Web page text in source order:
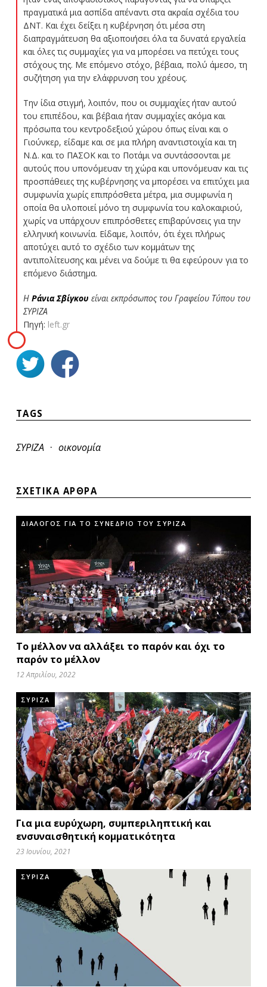
πραγματικά μια ασπίδα απέναντι στα ακραία σχέδια του
ΔΝΤ. Και έχει δείξει η κυβέρνηση ότι μέσα στη
διαπραγμάτευση θα αξιοποιήσει όλα τα δυνατά εργαλεία
και όλες τις συμμαχίες για να μπορέσει να πετύχει τους
στόχους της. Με επόμενο στόχο, βέβαια, πολύ άμεσο, τη
συζήτηση για την ελάφρυνση του χρέους.
Την ίδια στιγμή, λοιπόν, που οι συμμαχίες ήταν αυτού
του επιπέδου, και βέβαια ήταν συμμαχίες ακόμα και
πρόσωπα του κεντροδεξιού χώρου όπως είναι και ο
Γιούνκερ, είδαμε και σε μια πλήρη αναντιστοιχία και τη
Ν.Δ. και το ΠΑΣΟΚ και το Ποτάμι να συντάσσονται με
αυτούς που υπονόμευαν τη χώρα και υπονόμευαν και τις
προσπάθειες της κυβέρνησης να μπορέσει να επιτύχει μια
συμφωνία χωρίς επιπρόσθετα μέτρα, μια συμφωνία η
οποία θα υλοποιεί μόνο τη συμφωνία του καλοκαιριού,
χωρίς να υπάρχουν επιπρόσθετες επιβαρύνσεις για την
ελληνική κοινωνία. Είδαμε, λοιπόν, ότι έχει πλήρως
αποτύχει αυτό το σχέδιο των κομμάτων της
αντιπολίτευσης και μένει να δούμε τι θα εφεύρουν για το
επόμενο διάστημα.
Η Ράνια Σβίγκου είναι εκπρόσωπος του Γραφείου Τύπου του
ΣΥΡΙΖΑ
Πηγή: left.gr
TAGS
ΣΥΡΙΖΑ · οικονομία
ΣΧΕΤΙΚΑ ΑΡΘΡΑ
ΔΙΑΛΟΓΟΣ ΓΙΑ ΤΟ ΣΥΝΕΔΡΙΟ ΤΟΥ ΣΥΡΙΖΑ
Το μέλλον να αλλάξει το παρόν και όχι το
παρόν το μέλλον
12 Απριλίου, 2022
ΣΥΡΙΖΑ
Για μια ευρύχωρη, συμπεριληπτική και
ενσυναισθητική κομματικότητα
23 Ιουνίου, 2021
ΣΥΡΙΖΑ